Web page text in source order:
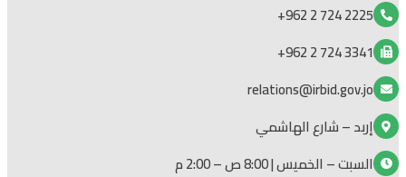
2225 724 2 962+
3341 724 2 962+
relations@irbid.gov.jo
إربد – شارع الهاشمي
السبت – الخميس | 8:00 ص – 2:00 م